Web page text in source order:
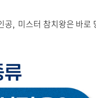
공, 미스터 참치왕은 바로